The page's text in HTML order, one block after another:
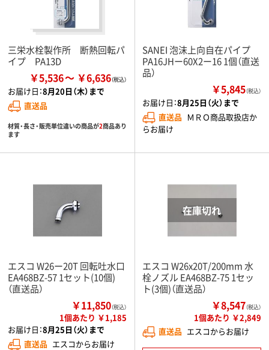
三栄水栓製作所 断熱回転パ
イプ PA13D
￥5,536 ￥6,636
お届け日：8月20日（木）まで
直送品
材質・長さ・販売単位違いの商品が2商品あり
ます
SANEI 泡沫上向自在パイプ
PA16JHー60X2ー16 1個（直送
品）
￥5,845（税込）
お届け日：8月25日（火）まで
直送品 ＭＲＯ商品取扱店か
らお届け
エスコ W26ー20T 回転吐水口
EA468BZ-57 1セット(10個)
（直送品）
￥11,850（税込）
1個あたり ￥1,185
お届け日：8月25日（火）まで
直送品 エスコからお届け
エスコ W26x20T/200mm 水
栓ノズル EA468BZ-75 1セッ
ト(3個)（直送品）
￥8,547（税込）
1個あたり ￥2,849
直送品 エスコからお届け